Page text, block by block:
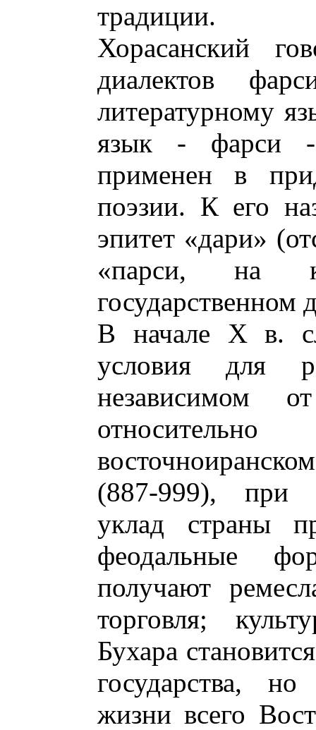
традиции.
Хорасанский
диалектов
литературному
язык - фарси
применен в
поэзии. К его
эпитет «дари»
«парси, на
государственном
В начале X в.
условия для
независимом
(887-999), при
уклад страны
феодальные
получают
торговля;
Бухара
государства,
жизни всего